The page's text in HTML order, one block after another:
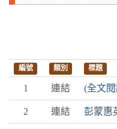
編號 類別 標題
1 連結 (全文
2 連結 彭蒙惠